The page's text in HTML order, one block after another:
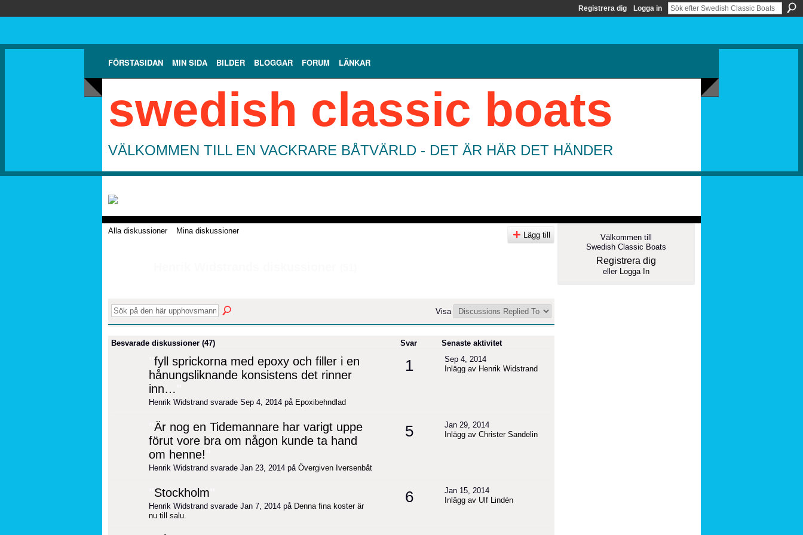
Registrera dig Logga in
FÖRSTASIDAN MIN SIDA BILDER BLOGGAR FORUM LÄNKAR
swedish classic boats
VÄLKOMMEN TILL EN VACKRARE BÅTVÄRLD - DET ÄR HÄR DET HÄNDER
Alla diskussioner Mina diskussioner Lägg till
Visa
Besvarade diskussioner (47) Svar Senaste aktivitet
fyll sprickorna med epoxy och filler i en
hånungsliknande konsistens det rinner
inn…
Henrik Widstrand svarade Sep 4, 2014 på Epoxibehndlad
1
Sep 4, 2014
Inlägg av Henrik Widstrand
Är nog en Tidemannare har varigt uppe
förut vore bra om någon kunde ta hand
om henne!
Henrik Widstrand svarade Jan 23, 2014 på Övergiven Iversenbåt
5
Jan 29, 2014
Inlägg av Christer Sandelin
Stockholm
Henrik Widstrand svarade Jan 7, 2014 på Denna fina koster är
nu till salu.
6
Jan 15, 2014
Inlägg av Ulf Lindén
Välkommen till
Swedish Classic Boats
Registrera dig
eller Logga In